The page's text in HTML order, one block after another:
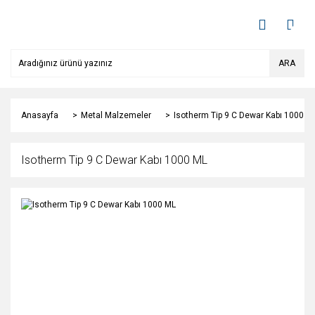
ARA
Anasayfa Metal Malzemeler Isotherm Tip 9 C Dewar Kabı 1000
Isotherm Tip 9 C Dewar Kabı 1000 ML